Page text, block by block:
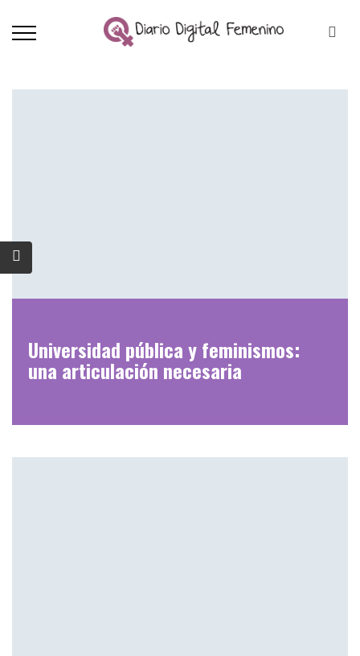
Universidad pública y feminismos:
una articulación necesaria